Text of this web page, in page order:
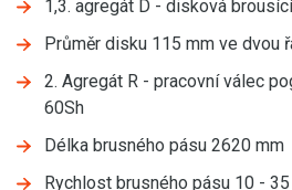
1,3. agregát D - disková
Průměr disku 115 mm ve dvou
2. Agregát R - pracovní válec
60Sh
Délka brusného pásu 2620 mm
Rychlost brusného pásu 10 -